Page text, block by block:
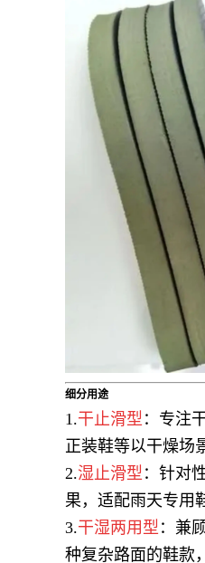
细分用途
1.干止滑型 ：专注
正装鞋等以干燥场
2.湿止滑型 ：针对
果，适配雨天专用
3.干湿两用型 ：兼
种复杂路面的鞋款